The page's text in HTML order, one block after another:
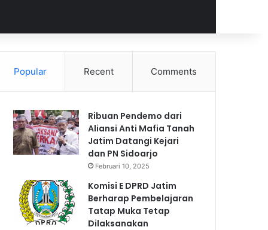
Popular Recent Comments
Ribuan Pendemo dari
Aliansi Anti Mafia Tanah
Jatim Datangi Kejari
dan PN Sidoarjo
Februari 10, 2025
Komisi E DPRD Jatim
Berharap Pembelajaran
Tatap Muka Tetap
Dilaksanakan